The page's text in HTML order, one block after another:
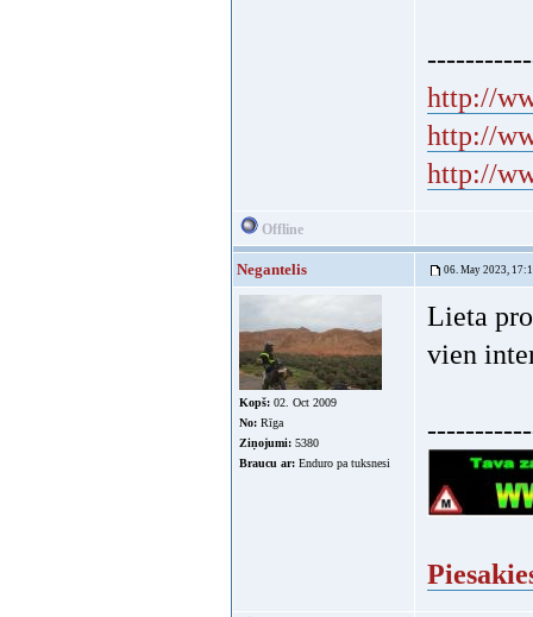
http://
http://
http://
Offline
Negantelis 06. May 2023,
Kopš: 02. Oct 2009
No: Rīga
Ziņojumi: 5380
Braucu ar: Enduro pa tuksnesi
Lieta
vien